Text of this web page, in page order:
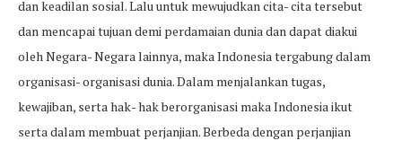
dan keadilan sosial. Lalu untuk mewujudkan cita- cita tersebut
dan mencapai tujuan demi perdamaian dunia dan dapat diakui
oleh Negara- Negara lainnya, maka Indonesia tergabung dalam
organisasi- organisasi dunia. Dalam menjalankan tugas,
kewajiban, serta hak- hak berorganisasi maka Indonesia ikut
serta dalam membuat perjanjian. Berbeda dengan perjanjian